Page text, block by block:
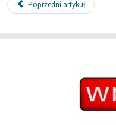
Poprzedni artykuł